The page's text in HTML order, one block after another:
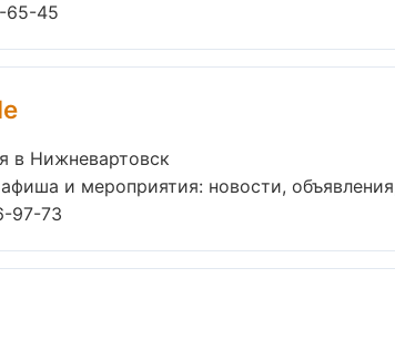
65-45
в Нижневартовск
и мероприятия: новости,
97-73